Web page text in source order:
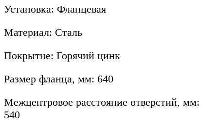
Установка: Фланцевая
Материал: Сталь
Покрытие: Горячий цинк
Размер фланца, мм: 640
Межцентровое расстояние отверстий, мм:
540